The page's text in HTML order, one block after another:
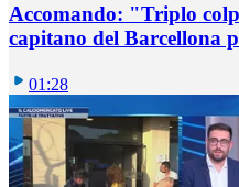
Accomando: "Triplo
capitano del Barcellona
01:28